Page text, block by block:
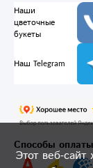
Этот веб-
Наши
цветочные
букеты
Наш Telegram
Способы оплаты